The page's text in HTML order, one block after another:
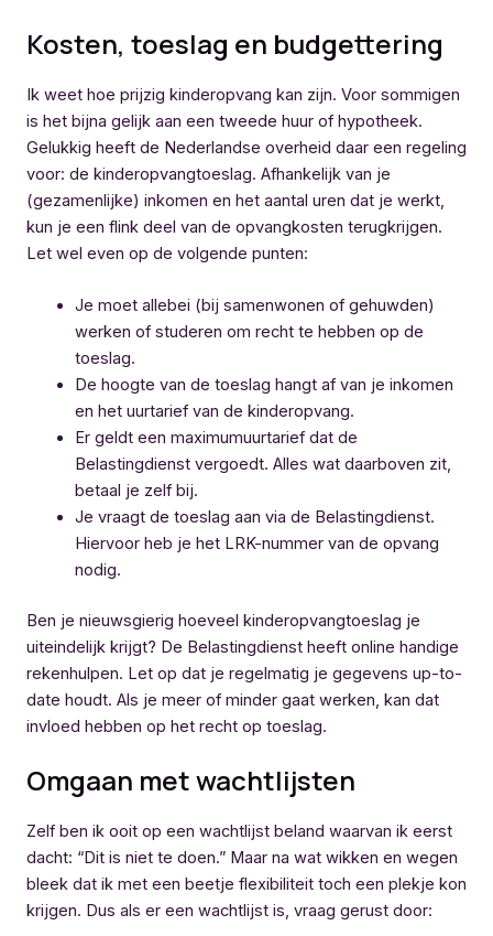
Kosten, toeslag en budgettering
Ik weet hoe prijzig kinderopvang kan zijn. Voor sommigen
is het bijna gelijk aan een tweede huur of hypotheek.
Gelukkig heeft de Nederlandse overheid daar een regeling
voor: de kinderopvangtoeslag. Afhankelijk van je
(gezamenlijke) inkomen en het aantal uren dat je werkt,
kun je een flink deel van de opvangkosten terugkrijgen.
Let wel even op de volgende punten:
Je moet allebei (bij samenwonen of gehuwden)
werken of studeren om recht te hebben op de
toeslag.
De hoogte van de toeslag hangt af van je inkomen
en het uurtarief van de kinderopvang.
Er geldt een maximumuurtarief dat de
Belastingdienst vergoedt. Alles wat daarboven zit,
betaal je zelf bij.
Je vraagt de toeslag aan via de Belastingdienst.
Hiervoor heb je het LRK-nummer van de opvang
nodig.
Ben je nieuwsgierig hoeveel kinderopvangtoeslag je
uiteindelijk krijgt? De Belastingdienst heeft online handige
rekenhulpen. Let op dat je regelmatig je gegevens up-to-
date houdt. Als je meer of minder gaat werken, kan dat
invloed hebben op het recht op toeslag.
Omgaan met wachtlijsten
Zelf ben ik ooit op een wachtlijst beland waarvan ik eerst
dacht: “Dit is niet te doen.” Maar na wat wikken en wegen
bleek dat ik met een beetje flexibiliteit toch een plekje kon
krijgen. Dus als er een wachtlijst is, vraag gerust door: